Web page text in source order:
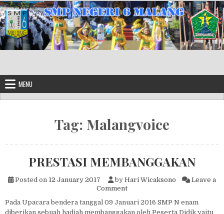
Skip to content
MENU
Tag: Malangvoice
PRESTASI MEMBANGGAKAN
Posted on 12 January 2017 by Hari Wicaksono
Leave a
Commenton PRESTASI
Pada Upacara bendera tanggal 09 Januari 2016 SMP N enam
diberikan sebuah hadiah membanggakan oleh Peserta Didik yaitu